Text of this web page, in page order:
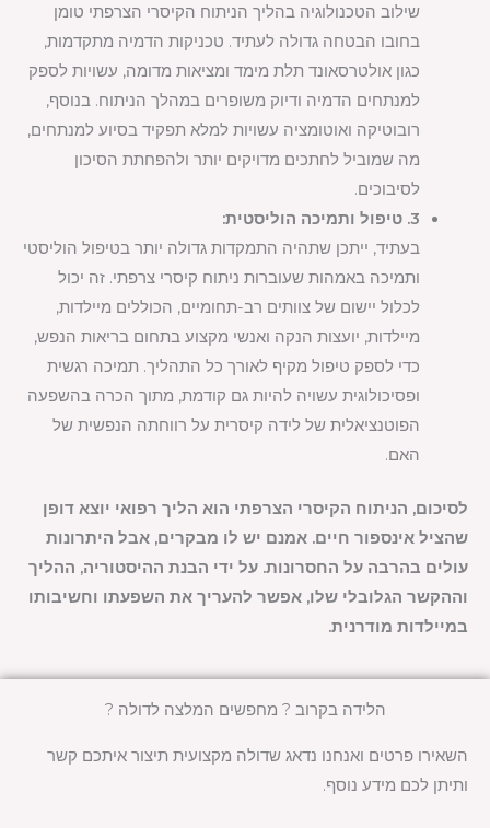
הלידה בקרוב ? מחפשים המלצה לדולה ?
השאירו פרטים ואנחנו נדאג שדולה מקצועית תיצור איתכם קשר
ותיתן לכם מידע נוסף.
שילוב הטכנולוגיה בהליך הניתוח הקיסרי הצרפתי טומן
בחובו הבטחה גדולה לעתיד. טכניקות הדמיה מתקדמות,
כגון אולטרסאונד תלת מימד ומציאות מדומה, עשויות לספק
למנתחים הדמיה ודיוק משופרים במהלך הניתוח. בנוסף,
רובוטיקה ואוטומציה עשויות למלא תפקיד בסיוע למנתחים,
מה שמוביל לחתכים מדויקים יותר ולהפחתת הסיכון
לסיבוכים.
3. טיפול ותמיכה הוליסטית:
בעתיד, ייתכן שתהיה התמקדות גדולה יותר בטיפול הוליסטי
ותמיכה באמהות שעוברות ניתוח קיסרי צרפתי. זה יכול
לכלול יישום של צוותים רב-תחומיים, הכוללים מיילדות,
מיילדות, יועצות הנקה ואנשי מקצוע בתחום בריאות הנפש,
כדי לספק טיפול מקיף לאורך כל התהליך. תמיכה רגשית
ופסיכולוגית עשויה להיות גם קודמת, מתוך הכרה בהשפעה
הפוטנציאלית של לידה קיסרית על רווחתה הנפשית של
האם.
לסיכום, הניתוח הקיסרי הצרפתי הוא הליך רפואי יוצא דופן
שהציל אינספור חיים. אמנם יש לו מבקרים, אבל היתרונות
עולים בהרבה על החסרונות. על ידי הבנת ההיסטוריה, ההליך
וההקשר הגלובלי שלו, אפשר להעריך את השפעתו וחשיבותו
במיילדות מודרנית.